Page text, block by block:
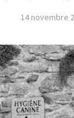
14 novembre